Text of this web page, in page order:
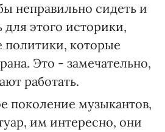
неправильно сидеть и
для этого историки,
которые
Это - замечательно,
работать.
поколение музыкантов,
им интересно, они